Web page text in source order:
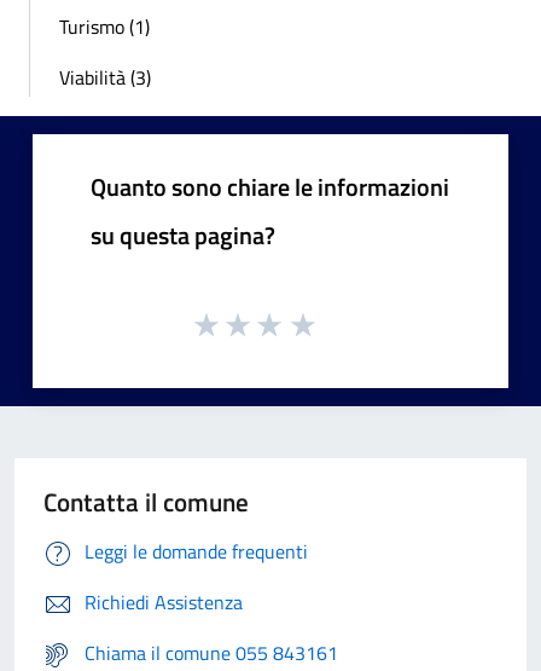
Turismo (1)
Viabilità (3)
Quanto sono chiare le informazioni
su questa pagina?
Contatta il comune
Leggi le domande frequenti
Richiedi Assistenza
Chiama il comune 055 843161